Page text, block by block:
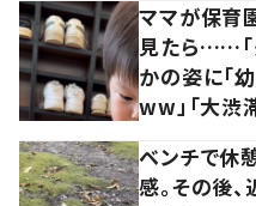
ママが保育
見たら……「
かの姿に「
ww」「大渋
ベンチで休
感。その後